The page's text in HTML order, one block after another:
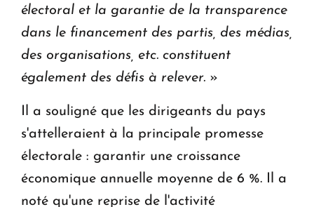
électoral et la garantie de la transparence
dans le financement des partis, des médias,
des organisations, etc. constituent
également des défis à relever. »
Il a souligné que les dirigeants du pays
s'attelleraient à la principale promesse
électorale : garantir une croissance
économique annuelle moyenne de 6 %. Il a
noté qu'une reprise de l'activité